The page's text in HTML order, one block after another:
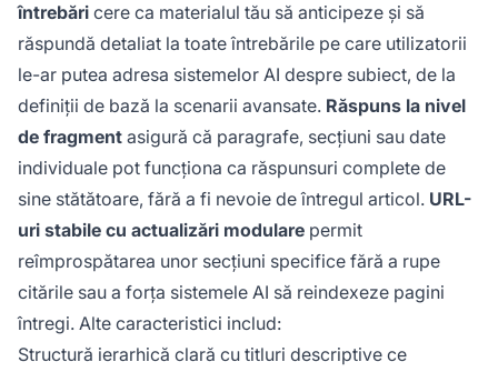
întrebări cere ca materialul tău să anticipeze și să
răspundă detaliat la toate întrebările pe care utilizatorii
le-ar putea adresa sistemelor AI despre subiect, de la
definiții de bază la scenarii avansate. Răspuns la nivel
de fragment asigură că paragrafe, secțiuni sau date
individuale pot funcționa ca răspunsuri complete de
sine stătătoare, fără a fi nevoie de întregul articol. URL-
uri stabile cu actualizări modulare permit
reîmprospătarea unor secțiuni specifice fără a rupe
citările sau a forța sistemele AI să reindexeze pagini
întregi. Alte caracteristici includ:
Structură ierarhică clară cu titluri descriptive ce